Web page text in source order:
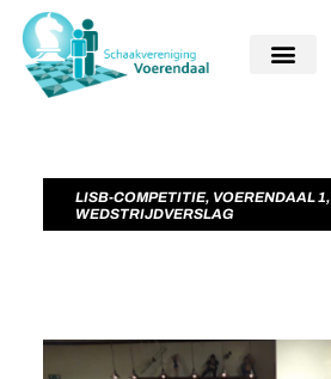
LISB-COMPETITIE, VOERENDAAL 1,
WEDSTRIJDVERSLAG